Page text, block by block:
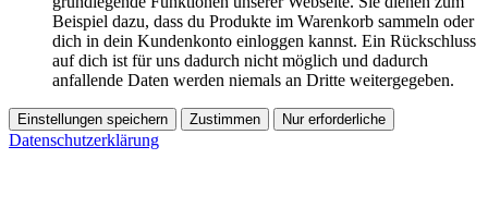
Beispiel dazu, dass du Produkte im Warenkorb sammeln oder
dich in dein Kundenkonto einloggen kannst. Ein Rückschluss
auf dich ist für uns dadurch nicht möglich und dadurch
anfallende Daten werden niemals an Dritte weitergegeben.
Einstellungen speichern Zustimmen Nur erforderliche
Datenschutzerklärung